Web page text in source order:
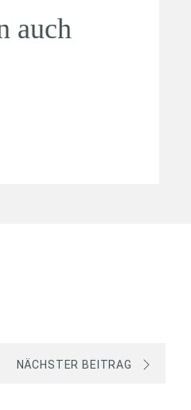
auch
NÄCHSTER BEITRAG